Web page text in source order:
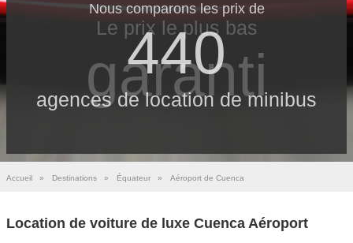
Nous comparons les prix de
440
agences de location de minibus
Le prix le​ plus bas
garanti
Accueil » Destinations » Équateur » Aéroport de Cuenca
Location de voiture de luxe Cuenca Aéroport